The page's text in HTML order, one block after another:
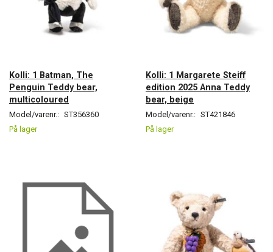
Kolli: 1 Batman, The
Penguin Teddy bear,
multicoloured
Model/varenr.: ST356360
På lager
Kolli: 1 Margarete Steiff
edition 2025 Anna Teddy
bear, beige
Model/varenr.: ST421846
På lager